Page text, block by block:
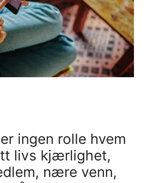
ingen rolle hvem
livs kjærlighet,
nære venn,